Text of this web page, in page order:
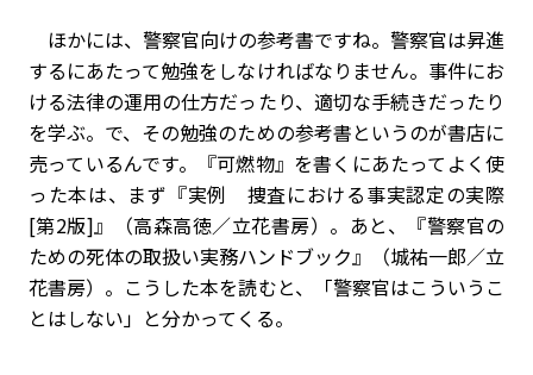
ほかには、警察官向けの参考書ですね。警察官は昇進
するにあたって勉強をしなければなりません。事件にお
ける法律の運用の仕方だったり、適切な手続きだったり
を学ぶ。で、その勉強のための参考書というのが書店に
売っているんです。『可燃物』を書くにあたってよく使
った本は、まず『実例 捜査における事実認定の実際
[第2版]』（高森高徳／立花書房）。あと、『警察官の
ための死体の取扱い実務ハンドブック』（城祐一郎／立
花書房）。こうした本を読むと、「警察官はこういうこ
とはしない」と分かってくる。